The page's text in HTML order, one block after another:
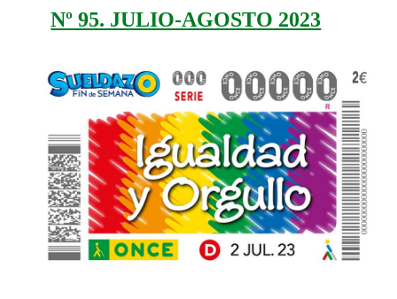
Nº 95. JULIO-AGOSTO 2023